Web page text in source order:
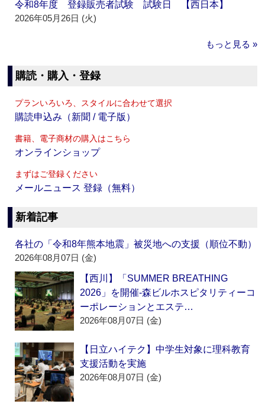
令和8年度 登録販売者試験 試験日 【西日本】
2026年05月26日 (火)
もっと見る »
購読・購入・登録
プランいろいろ、スタイルに合わせて選択
購読申込み（新聞 / 電子版）
書籍、電子商材の購入はこちら
オンラインショップ
まずはご登録ください
メールニュース 登録（無料）
新着記事
各社の「令和8年熊本地震」被災地への支援（順位不動）
2026年08月07日 (金)
【西川】「SUMMER BREATHING
2026」を開催‐森ビルホスピタリティーコ
ーポレーションとエステ…
2026年08月07日 (金)
【日立ハイテク】中学生対象に理科教育
支援活動を実施
2026年08月07日 (金)